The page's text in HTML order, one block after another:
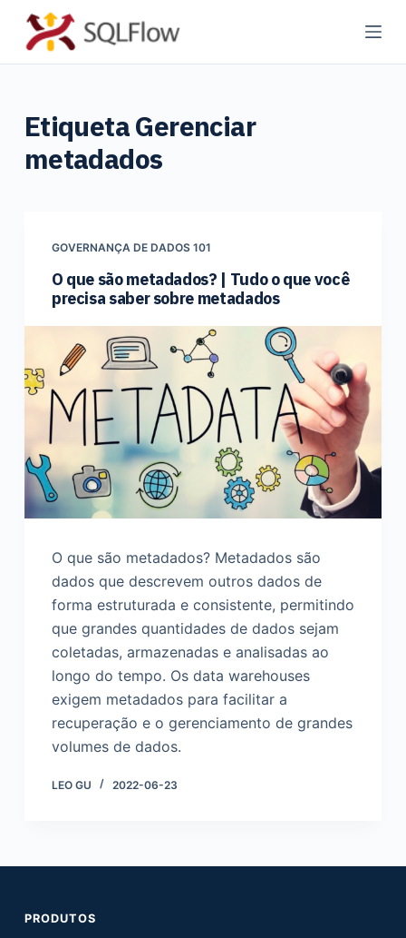
P
u
e
ú
EtiquetaGerenciar
metadados
GOVERNANÇA DE DADOS 101
O que são metadados? | Tudo o que você
precisa saber sobre metadados
O que são metadados? Metadados são
dados que descrevem outros dados de
forma estruturada e consistente, permitindo
que grandes quantidades de dados sejam
coletadas, armazenadas e analisadas ao
longo do tempo. Os data warehouses
exigem metadados para facilitar a
recuperação e o gerenciamento de grandes
volumes de dados.
LEO GU 2022-06-23
PRODUTOS